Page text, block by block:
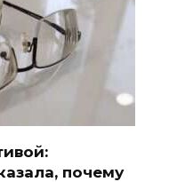
почему